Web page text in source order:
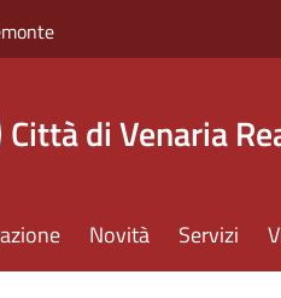
Città di Venaria
Novità Servizi